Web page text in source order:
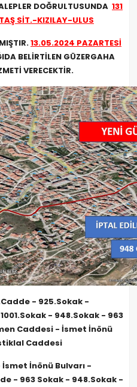
DOĞRULTUSUNDA 131
SİT.-KIZILAY-ULUS
13.05.2024 PAZARTESİ
BELİRTİLEN GÜZERGAHA
VERECEKTİR.
- 925.Sokak -
- 948.Sokak - 963
Caddesi - İsmet İnönü
Caddesi
İnönü Bulvarı -
- 963 Sokak - 948.Sokak -